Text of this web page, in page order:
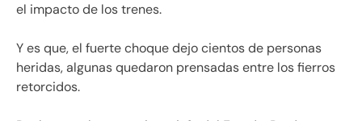
el impacto de los trenes.
Y es que, el fuerte choque dejo cientos de personas
heridas, algunas quedaron prensadas entre los fierros
retorcidos.